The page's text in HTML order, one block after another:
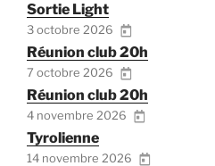
Sortie Light
3 octobre 2026
Réunion club 20h
7 octobre 2026
Réunion club 20h
4 novembre 2026
Tyrolienne
14 novembre 2026